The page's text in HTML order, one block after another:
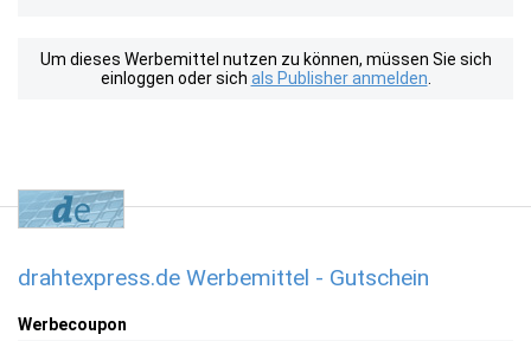
Um dieses Werbemittel nutzen zu können, müssen Sie sich
einloggen oder sich als Publisher anmelden
drahtexpress.de Werbemittel - Gutschein
Werbecoupon